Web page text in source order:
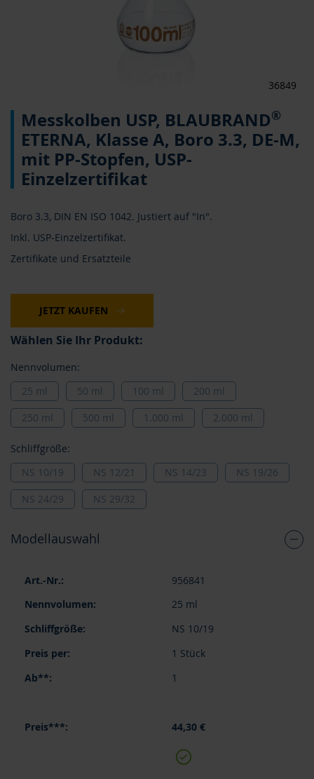
36849
Anfang
der
Bildergalerie
springen
Messkolben USP, BLAUBRAND®
ETERNA, Klasse A, Boro 3.3, DE-M,
mit PP-Stopfen, USP-
Einzelzertifikat
Boro 3.3, DIN EN ISO 1042. Justiert auf "In".
Inkl. USP-Einzelzertifikat.
Zertifikate und Ersatzteile
JETZT KAUFEN
Wählen Sie Ihr Produkt:
Nennvolumen:
25 ml
50 ml 100 ml
200 ml
250 ml
500 ml 1.000 ml 2.000 ml
Schliffgröße:
NS 10/19
NS 12/21 NS 14/23
NS 19/26
NS 24/29
NS 29/32
Modellauswahl
Produkte
Artikel
956841
25 ml
NS 10/19
1 Stück
1
44,30 €